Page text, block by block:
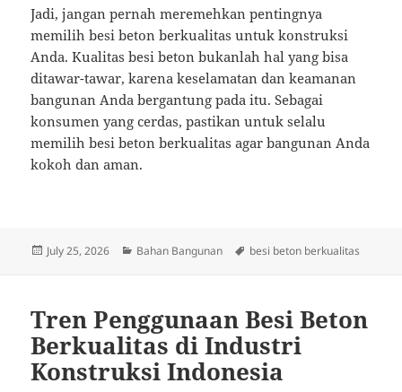
Jadi, jangan pernah meremehkan pentingnya
memilih besi beton berkualitas untuk konstruksi
Anda. Kualitas besi beton bukanlah hal yang bisa
ditawar-tawar, karena keselamatan dan keamanan
bangunan Anda bergantung pada itu. Sebagai
konsumen yang cerdas, pastikan untuk selalu
memilih besi beton berkualitas agar bangunan Anda
kokoh dan aman.
Posted
July 25, 2026 Categories
Bahan Bangunan Tags
besi beton berkualitas
Tren Penggunaan Besi Beton
Berkualitas di Industri
Konstruksi Indonesia